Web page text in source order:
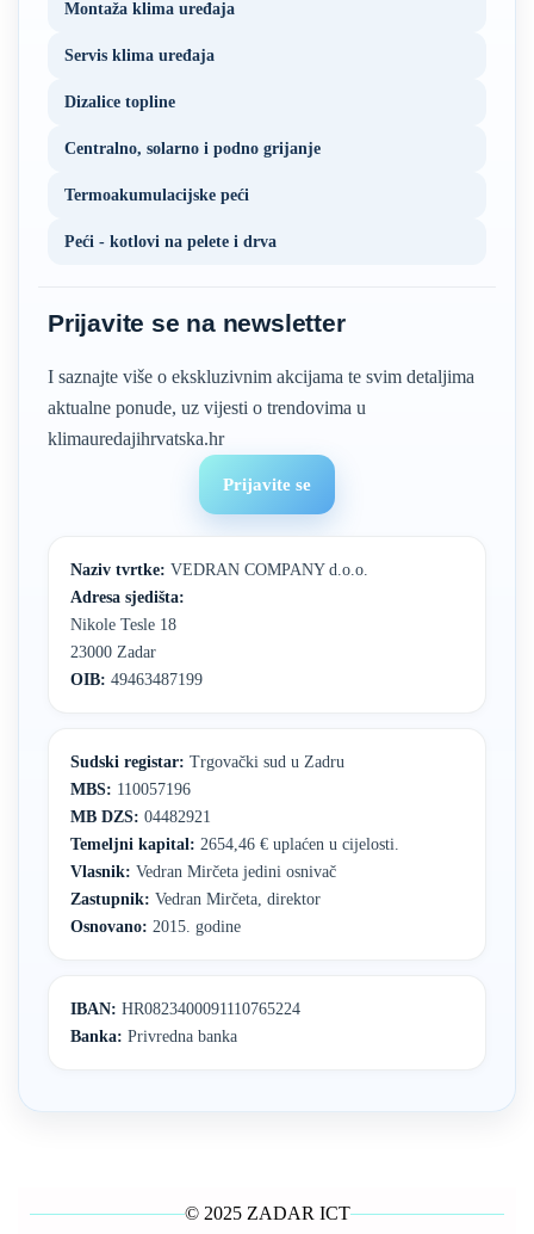
Montaža klima uređaja
Servis klima uređaja
Dizalice topline
Centralno, solarno i podno grijanje
Termoakumulacijske peći
Peći - kotlovi na pelete i drva
Prijavite se na newsletter
I saznajte više o ekskluzivnim akcijama te svim detaljima
aktualne ponude, uz vijesti o trendovima u
klimauredajihrvatska.hr
Prijavite se
Naziv tvrtke: VEDRAN COMPANY d.o.o.
Adresa sjedišta:
Nikole Tesle 18
23000 Zadar
OIB: 49463487199
Sudski registar: Trgovački sud u Zadru
MBS: 110057196
MB DZS: 04482921
Temeljni kapital: 2654,46 € uplaćen u cijelosti.
Vlasnik: Vedran Mirčeta jedini osnivač
Zastupnik: Vedran Mirčeta, direktor
Osnovano: 2015. godine
IBAN: HR0823400091110765224
Banka: Privredna banka
© 2025 ZADAR ICT